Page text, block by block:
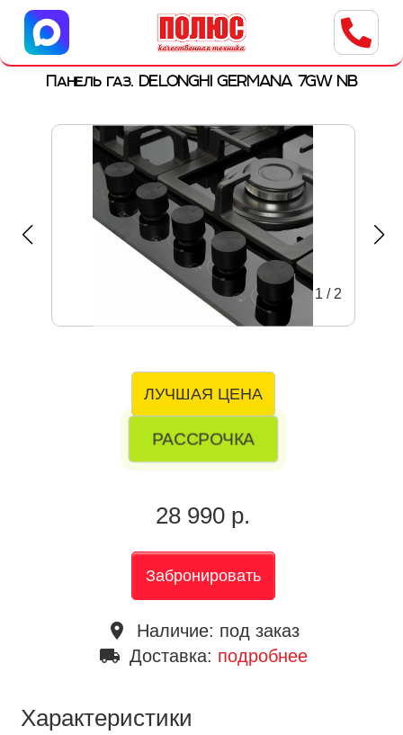
Центр бытовой техники
г. Ульяновск, ул. Пушкарева, 8a
Панель газ. DELONGHI GERMANA 7GW NB
1 / 2
ЛУЧШАЯ ЦЕНА
РАССРОЧКА
28 990 р.
Забронировать
place Наличие: под заказ
local_shipping Доставка: подробнее
Характеристики